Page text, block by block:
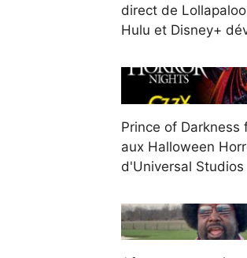
direct de
Hulu et Disney+
Prince of Darkness
aux Halloween
d'Universal Studios